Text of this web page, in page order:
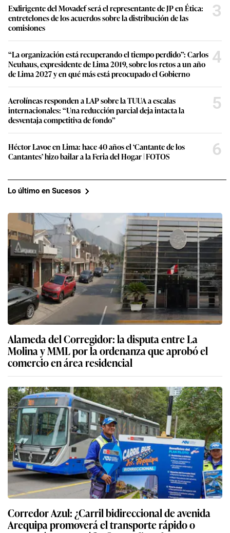
Exdirigente del Movadef será el representante de JP en Ética:
entretelones de los acuerdos sobre la distribución de las
comisiones
3
“La organización está recuperando el tiempo perdido”: Carlos
Neuhaus, expresidente de Lima 2019, sobre los retos a un año
de Lima 2027 y en qué más está preocupado el Gobierno
4
Aerolíneas responden a LAP sobre la TUUA a escalas
internacionales: “Una reducción parcial deja intacta la
desventaja competitiva de fondo”
5
Héctor Lavoe en Lima: hace 40 años el ‘Cantante de los
Cantantes’ hizo bailar a la Feria del Hogar | FOTOS
6
Lo último en Sucesos
Alameda del Corregidor: la disputa entre La
Molina y MML por la ordenanza que aprobó el
comercio en área residencial
Corredor Azul: ¿Carril bidireccional de avenida
Arequipa promoverá el transporte rápido o